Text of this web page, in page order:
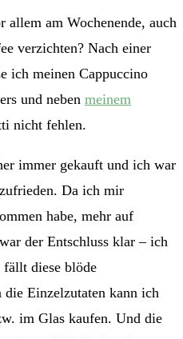
allem am Wochenende, auch
verzichten? Nach einer
ich meinen Cappuccino
und neben meinem
nicht fehlen.
immer gekauft und ich war
Da ich mir
habe, mehr auf
der Entschluss klar – ich
fällt diese blöde
Einzelzutaten kann ich
im Glas kaufen. Und die